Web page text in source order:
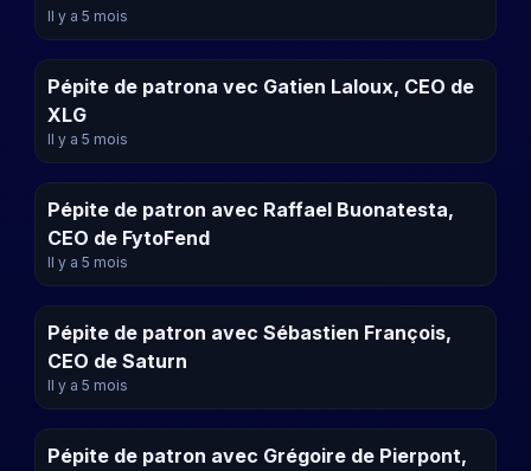
Il y a 5 mois
Pépite de patrona vec Gatien Laloux, CEO de
XLG
Il y a 5 mois
Pépite de patron avec Raffael Buonatesta,
CEO de FytoFend
Il y a 5 mois
Pépite de patron avec Sébastien François,
CEO de Saturn
Il y a 5 mois
Pépite de patron avec Grégoire de Pierpont,